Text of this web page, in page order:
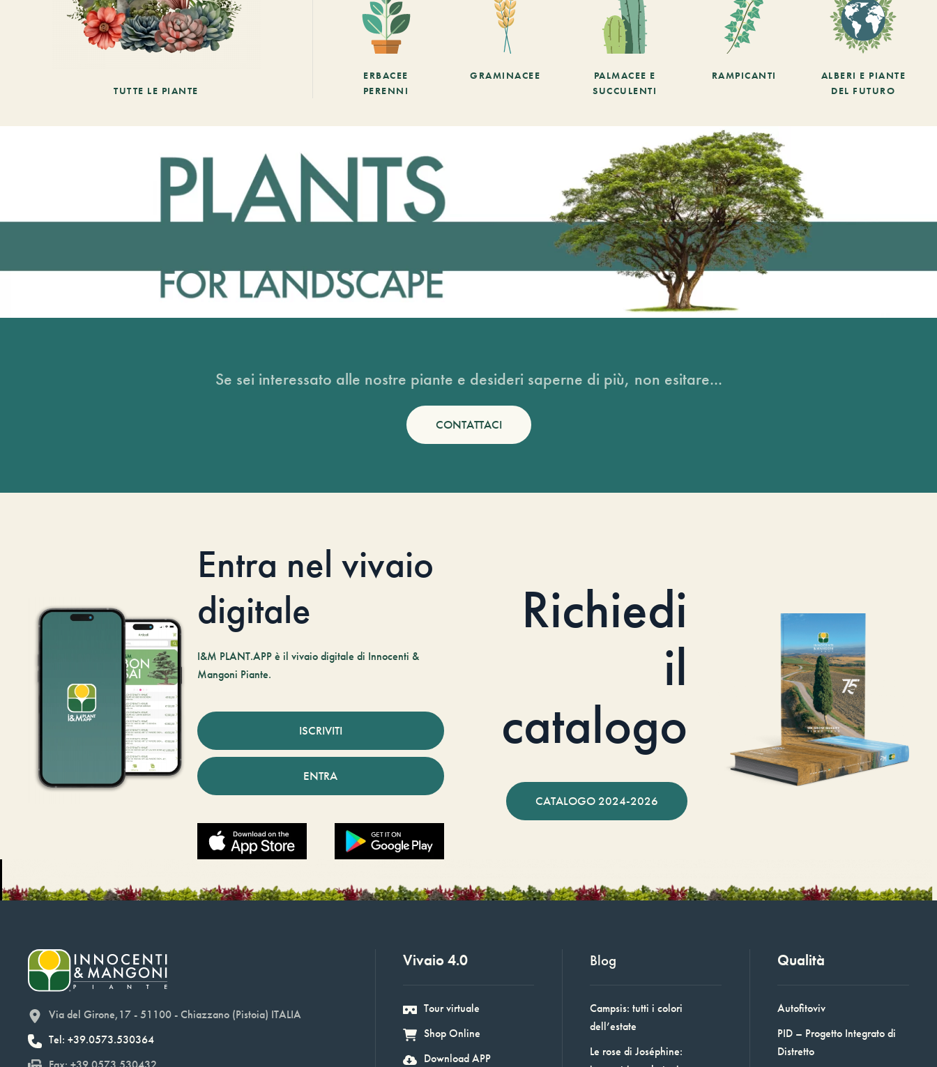
TUTTE LE PIANTE
ERBACEE
PERENNI
GRAMINACEE
PALMACEE E
SUCCULENTI
RAMPICANTI
ALBERI E PIANTE
DEL FUTURO
Se sei interessato alle nostre piante e desideri saperne di più, non esitare...
CONTATTACI
Entra nel vivaio
digitale
I&M PLANT.APP è il vivaio digitale di Innocenti &
Mangoni Piante.
ISCRIVITI
ENTRA
Richiedi
il
catalogo
CATALOGO 2024-2026
Via del Girone,17 - 51100 - Chiazzano (Pistoia) ITALIA
Tel: +39.0573.530364
Vivaio 4.0
Tour virtuale
Shop Online
Download APP
Blog
Campsis: tutti i colori
dell’estate
Le rose di Joséphine:
Qualità
Autofitoviv
PID – Progetto Integrato di
Distretto